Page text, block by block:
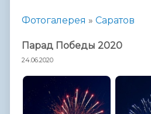
Фотогалерея » Саратов
Парад Победы 2020
24.06.2020